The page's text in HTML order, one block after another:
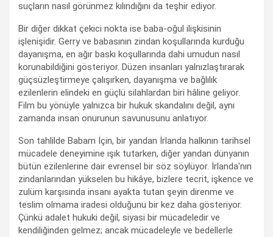
suçların nasıl görünmez kılındığını da teşhir ediyor.
Bir diğer dikkat çekici nokta ise baba-oğul ilişkisinin
işlenişidir. Gerry ve babasının zindan koşullarında kurduğu
dayanışma, en ağır baskı koşullarında dahi umudun nasıl
korunabildiğini gösteriyor. Düzen insanları yalnızlaştırarak
güçsüzleştirmeye çalışırken, dayanışma ve bağlılık
ezilenlerin elindeki en güçlü silahlardan biri hâline geliyor.
Film bu yönüyle yalnızca bir hukuk skandalını değil, aynı
zamanda insan onurunun savunusunu anlatıyor.
Son tahlilde Babam İçin, bir yandan İrlanda halkının tarihsel
mücadele deneyimine ışık tutarken, diğer yandan dünyanın
bütün ezilenlerine dair evrensel bir söz söylüyor. İrlanda'nın
zindanlarından yükselen bu hikâye, bizlere tecrit, işkence ve
zulüm karşısında insanı ayakta tutan şeyin direnme ve
teslim olmama iradesi olduğunu bir kez daha gösteriyor.
Çünkü adalet hukuki değil, siyasi bir mücadeledir ve
kendiliğinden gelmez; ancak mücadeleyle ve bedellerle